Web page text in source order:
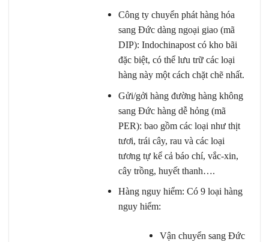
Công ty chuyển phát hàng hóa
sang Đức dàng ngoại giao (mã
DIP): Indochinapost có kho bãi
đặc biệt, có thể lưu trữ các loại
hàng này một cách chặt chẽ nhất.
Gửi/gởi hàng đường hàng không
sang Đức hàng dễ hỏng (mã
PER): bao gồm các loại như thịt
tươi, trái cây, rau và các loại
tương tự kể cả báo chí, vắc-xin,
cây trồng, huyết thanh….
Hàng nguy hiểm: Có 9 loại hàng
nguy hiểm:
Vận chuyển sang Đức